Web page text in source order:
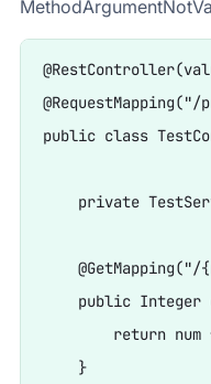
public class
private
@GetMapping("/
public Integer
return num *
}